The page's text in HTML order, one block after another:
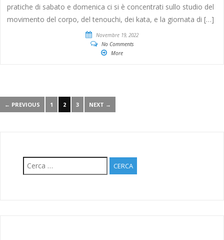
pratiche di sabato e domenica ci si è concentrati sullo studio del
movimento del corpo, del tenouchi, dei kata, e la giornata di […]
Novembre 19, 2022
No Comments
More
← PREVIOUS 1 2 3 NEXT →
Ricerca
per: